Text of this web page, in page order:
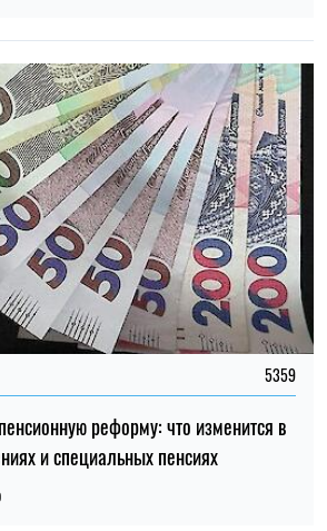
5359
реформу: что изменится в
и специальных пенсиях